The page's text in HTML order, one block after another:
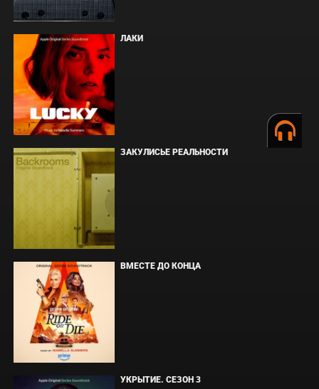
ЛАКИ
ЗАКУЛИСЬЕ РЕАЛЬНОСТИ
ВМЕСТЕ ДО КОНЦА
УКРЫТИЕ. СЕЗОН 3